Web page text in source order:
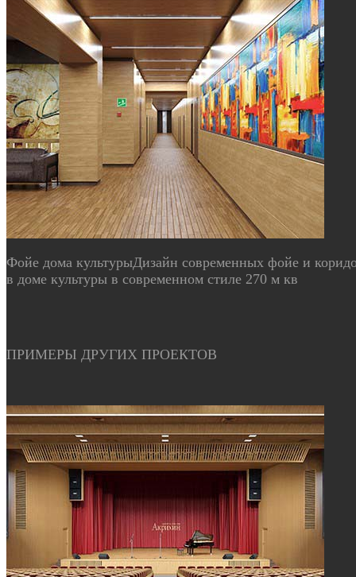
Фойе дома культурыДизайн современных фойе и
в доме культуры в современном стиле 270 м кв
ПРИМЕРЫ ДРУГИХ ПРОЕКТОВ